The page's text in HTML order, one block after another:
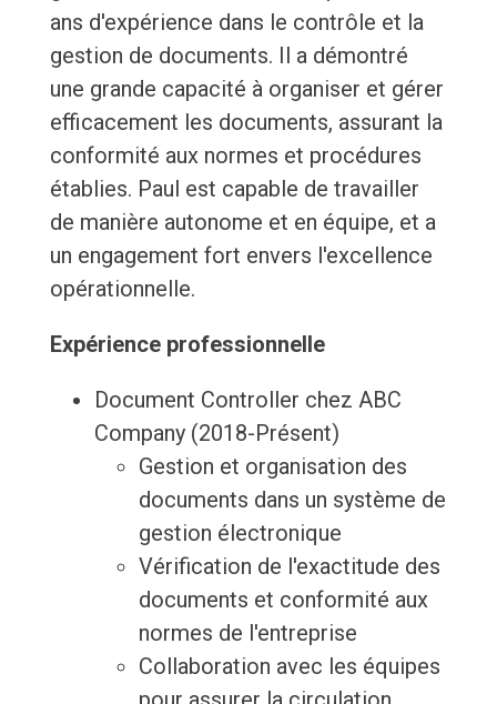
ans d'expérience dans le contrôle et la
gestion de documents. Il a démontré
une grande capacité à organiser et gérer
efficacement les documents, assurant la
conformité aux normes et procédures
établies. Paul est capable de travailler
de manière autonome et en équipe, et a
un engagement fort envers l'excellence
opérationnelle.
Expérience professionnelle
Document Controller chez ABC
Company (2018-Présent)
Gestion et organisation des
documents dans un système de
gestion électronique
Vérification de l'exactitude des
documents et conformité aux
normes de l'entreprise
Collaboration avec les équipes